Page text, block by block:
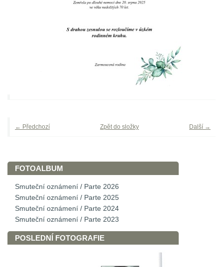
← Předchozí Další →
Zpět do složky
FOTOALBUM
Smuteční oznámení / Parte 2026
Smuteční oznámení / Parte 2025
Smuteční oznámení / Parte 2024
Smuteční oznámení / Parte 2023
POSLEDNÍ FOTOGRAFIE